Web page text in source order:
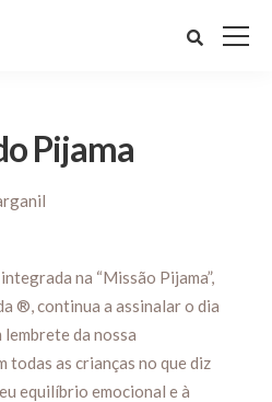
Pijama
na “Missão Pijama”,
®, continua a assinalar o dia
lembrete da nossa
todas as crianças no que diz
equilíbrio emocional e à